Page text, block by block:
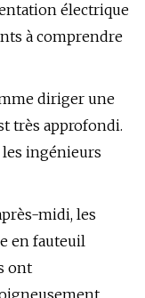
électrique
à comprendre
diriger une
très approfondi.
les ingénieurs
midi, les
en fauteuil
ont